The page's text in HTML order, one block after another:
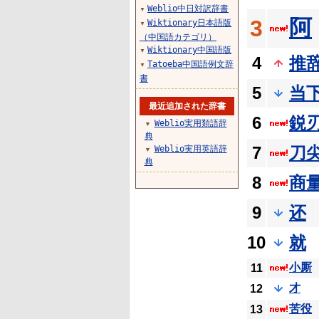
3
阿
4
推
5
当
6
鋭
7
刀
8
商
9
还
10
就
11
小厮
12
才
13
苦役
▼ Weblio中日対訳辞書
▼ Wiktionary日本語版
（中国語カテゴリ）
▼ Wiktionary中国語版
▼ Tatoeba中国語例文辞
書
最近追加された辞書
▼
Weblio実用類語辞
典
▼
Weblio実用英語辞
典